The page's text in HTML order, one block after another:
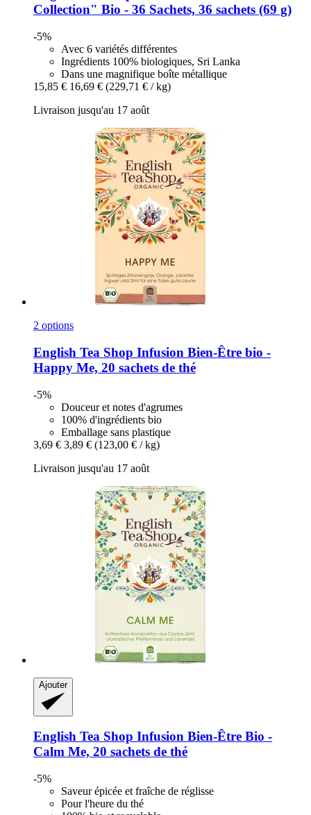
Collection" Bio -​ 36 Sachets, 36 sachets (69 g)
-5%
Avec 6 variétés différentes
Ingrédients 100% biologiques, Sri Lanka
Dans une magnifique boîte métallique
15,85 € 16,69 € (229,71 € / kg)
Livraison jusqu'au 17 août
2 options
English Tea Shop Infusion Bien-​Être bio -​
Happy Me, 20 sachets de thé
-5%
Douceur et notes d'agrumes
100% d'ingrédients bio
Emballage sans plastique
3,69 € 3,89 € (123,00 € / kg)
Livraison jusqu'au 17 août
Ajouter
English Tea Shop Infusion Bien-​Être Bio -​
Calm Me, 20 sachets de thé
-5%
Saveur épicée et fraîche de réglisse
Pour l'heure du thé